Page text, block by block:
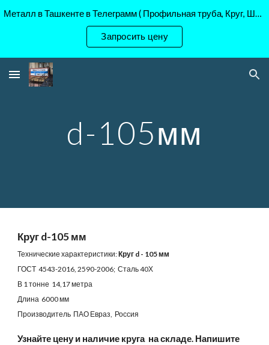
Skip to navigation
Металл в Ташкенте в Телеграмм ( Профильная труба, Круг, Шестигранник Ст45, 40Х, )
Запросить цену
d-105мм
Круг d-105 мм
Технические характеристики:Круг d - 105 мм
ГОСТ 4543-2016, 2590-2006; Сталь 40Х
В 1 тонне 14,17 метра
Длина 6000 мм
Производитель ПАО Евраз, Россия
Узнайте цену и наличие круга на складе. Напишите